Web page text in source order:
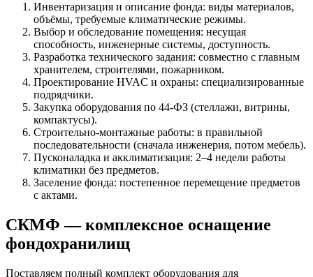
Инвентаризация и описание фонда: виды материалов,
объёмы, требуемые климатические режимы.
Выбор и обследование помещения: несущая
способность, инженерные системы, доступность.
Разработка технического задания: совместно с главным
хранителем, строителями, пожарником.
Проектирование HVAC и охраны: специализированные
подрядчики.
Закупка оборудования по 44-ФЗ (стеллажи, витрины,
компактусы).
Строительно-монтажные работы: в правильной
последовательности (сначала инженерия, потом мебель).
Пусконаладка и акклиматизация: 2–4 недели работы
климатики без предметов.
Заселение фонда: постепенное перемещение предметов
с актами.
СКМФ — комплексное оснащение
фондохранилищ
Поставляем полный комплект оборудования для